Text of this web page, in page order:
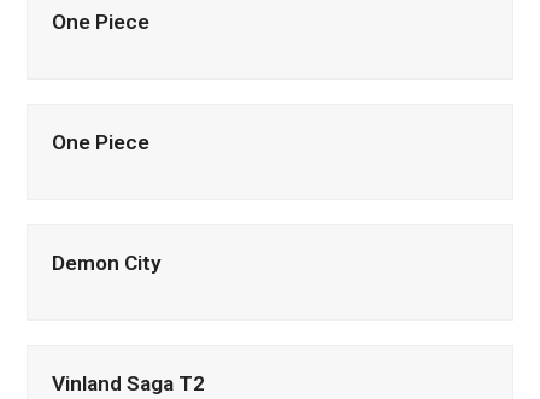
One Piece
One Piece
Demon City
Vinland Saga T2